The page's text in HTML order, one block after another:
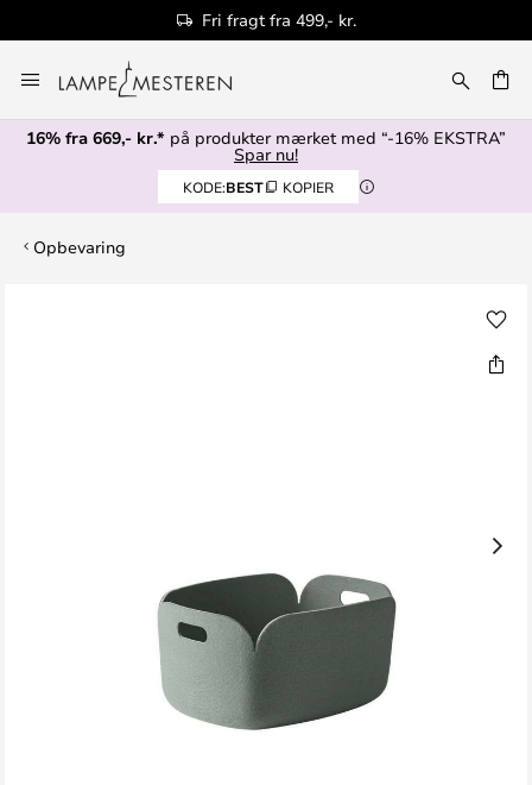
Fri fragt fra 499,- kr.
to
Content
16% fra 669,- kr.* på produkter mærket med “-16% EKSTRA”
Spar nu!
KODE:BEST KOPIER
Opbevaring